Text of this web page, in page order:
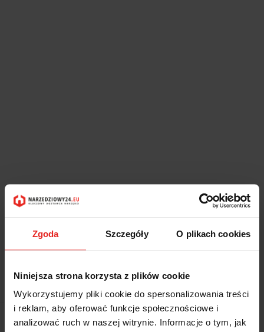
Zgoda Szczegóły O plikach cookies
Niniejsza strona korzysta z plików cookie
Wykorzystujemy pliki cookie do spersonalizowania treści
i reklam, aby oferować funkcje społecznościowe i
analizować ruch w naszej witrynie. Informacje o tym, jak
Symbol:96503105
2939.70 -20%